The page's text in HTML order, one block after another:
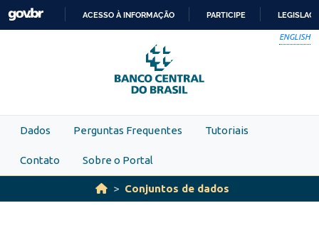
Skip to main content
PARA
O
CONTEÚDO
ACESSO À INFORMAÇÃO PARTICIPE
ENGLISH
Dados Perguntas Frequentes Tutoriais
Contato Sobre o Portal
Conjuntos de dados